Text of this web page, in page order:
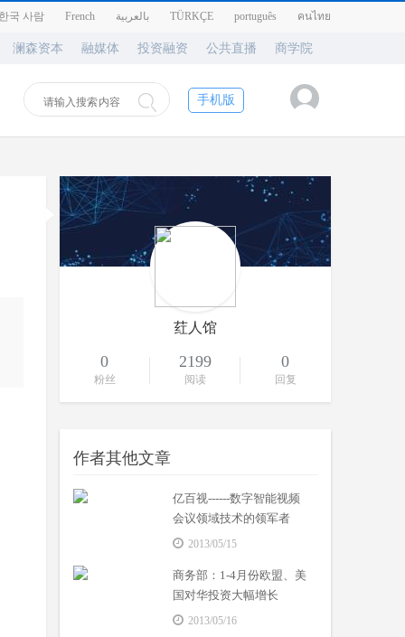
국 사람 French بالعربية TÜRKÇE português คนไทย
澜森资本 融媒体 投资融资 公共直播 商学院
手机版
荭人馆
0
粉丝
2199
阅读
0
回复
作者其他文章
亿百视------数字智能视频
会议领域技术的领军者
2013/05/15
商务部：1-4月份欧盟、美
国对华投资大幅增长
2013/05/16